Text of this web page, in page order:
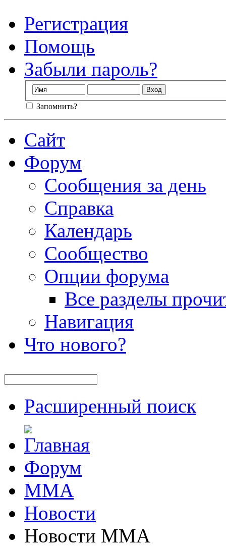
Регистрация
Помощь
Забыли пароль?
Запомнить?
Сайт
Форум
Сообщения за день
Справка
Календарь
Сообщество
Опции форума
Все разделы
Навигация
Что нового?
Расширенный поиск
Форум
ММА
Новости
Новости ММА